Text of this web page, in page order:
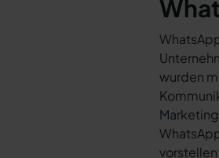
wurden